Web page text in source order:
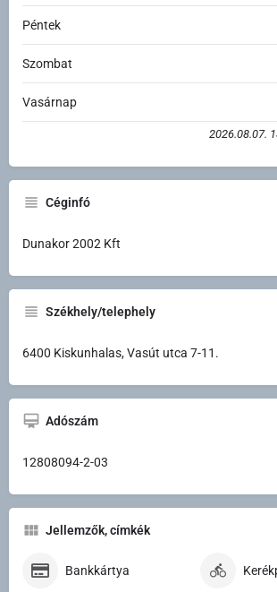
Péntek
Szombat
Vasárnap
2026.08.07.
Céginfó
Dunakor 2002 Kft
Székhely/telephely
6400 Kiskunhalas, Vasút utca 7-11.
Adószám
12808094-2-03
Jellemzők, címkék
Bankkártya